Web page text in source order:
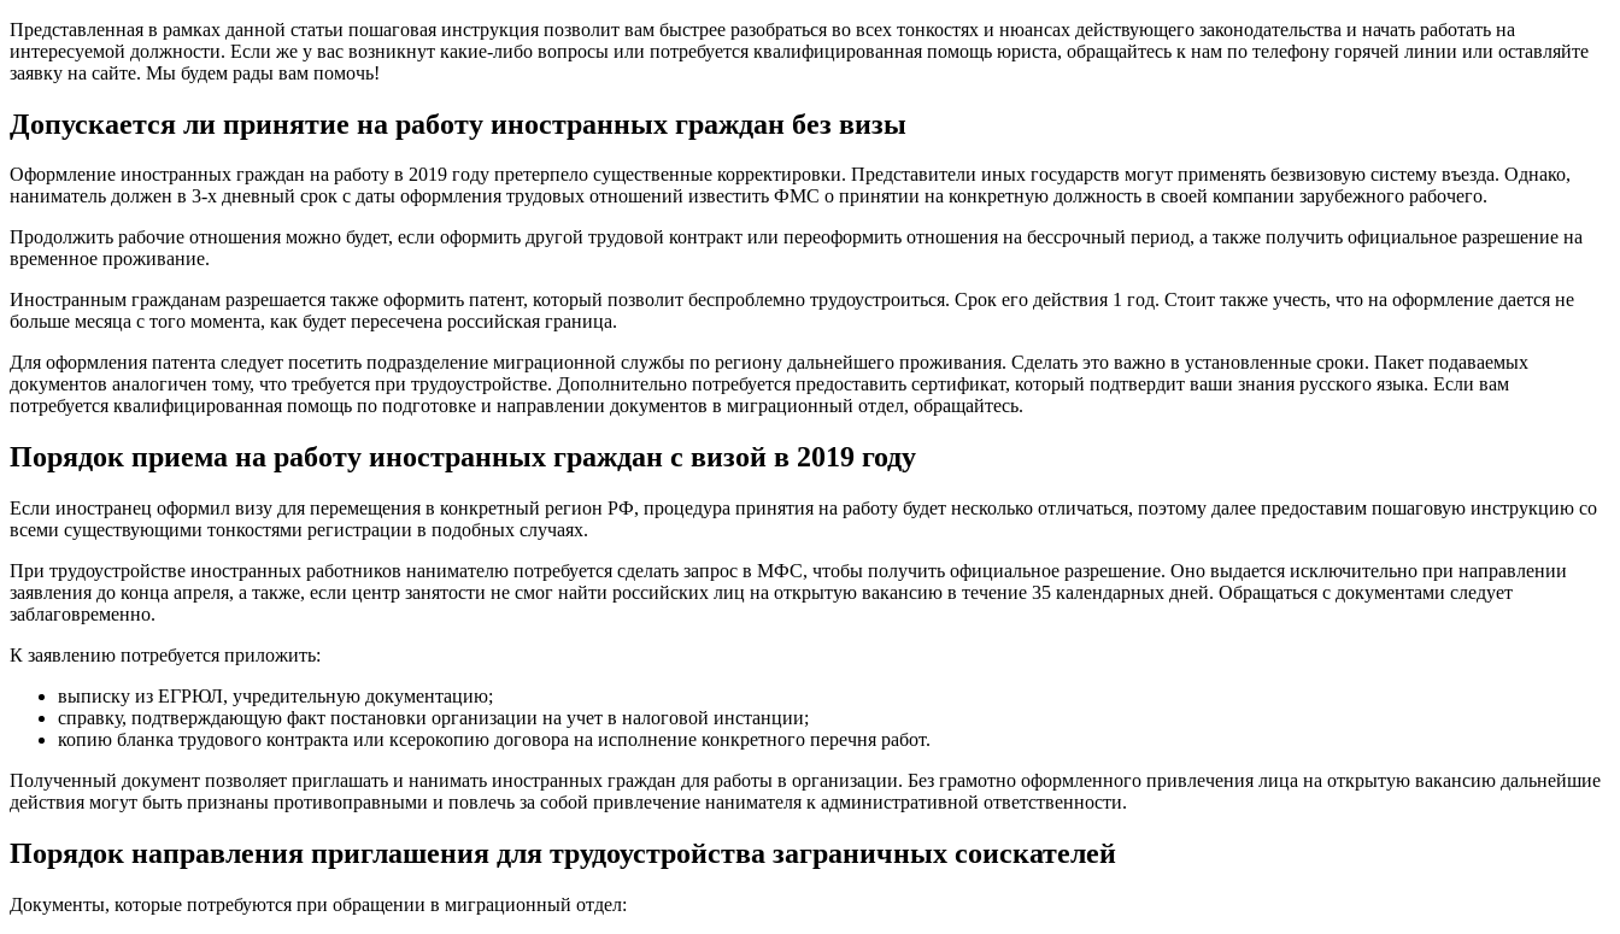
Представленная в рамках данной статьи пошаговая инструкция позволит вам быстрее разобраться во всех тонкостях и нюансах действующего законодательства и начать работать на
интересуемой должности. Если же у вас возникнут какие-либо вопросы или потребуется квалифицированная помощь юриста, обращайтесь к нам по телефону горячей линии или оставляйте
заявку на сайте. Мы будем рады вам помочь!
Допускается ли принятие на работу иностранных граждан без визы
Оформление иностранных граждан на работу в 2019 году претерпело существенные корректировки. Представители иных государств могут применять безвизовую систему въезда. Однако,
наниматель должен в 3-х дневный срок с даты оформления трудовых отношений известить ФМС о принятии на конкретную должность в своей компании зарубежного рабочего.
Продолжить рабочие отношения можно будет, если оформить другой трудовой контракт или переоформить отношения на бессрочный период, а также получить официальное разрешение на
временное проживание.
Иностранным гражданам разрешается также оформить патент, который позволит беспроблемно трудоустроиться. Срок его действия 1 год. Стоит также учесть, что на оформление дается не
больше месяца с того момента, как будет пересечена российская граница.
Для оформления патента следует посетить подразделение миграционной службы по региону дальнейшего проживания. Сделать это важно в установленные сроки. Пакет подаваемых
документов аналогичен тому, что требуется при трудоустройстве. Дополнительно потребуется предоставить сертификат, который подтвердит ваши знания русского языка. Если вам
потребуется квалифицированная помощь по подготовке и направлении документов в миграционный отдел, обращайтесь.
Порядок приема на работу иностранных граждан с визой в 2019 году
Если иностранец оформил визу для перемещения в конкретный регион РФ, процедура принятия на работу будет несколько отличаться, поэтому далее предоставим пошаговую инструкцию со
всеми существующими тонкостями регистрации в подобных случаях.
При трудоустройстве иностранных работников нанимателю потребуется сделать запрос в МФС, чтобы получить официальное разрешение. Оно выдается исключительно при направлении
заявления до конца апреля, а также, если центр занятости не смог найти российских лиц на открытую вакансию в течение 35 календарных дней. Обращаться с документами следует
заблаговременно.
К заявлению потребуется приложить:
выписку из ЕГРЮЛ, учредительную документацию;
справку, подтверждающую факт постановки организации на учет в налоговой инстанции;
копию бланка трудового контракта или ксерокопию договора на исполнение конкретного перечня работ.
Полученный документ позволяет приглашать и нанимать иностранных граждан для работы в организации. Без грамотно оформленного привлечения лица на открытую вакансию дальнейшие
действия могут быть признаны противоправными и повлечь за собой привлечение нанимателя к административной ответственности.
Порядок направления приглашения для трудоустройства заграничных соискателей
Документы, которые потребуются при обращении в миграционный отдел: